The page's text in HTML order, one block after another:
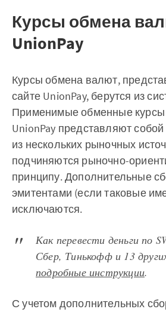
Курсы обмена
UnionPay
Курсы обмена валют,
сайте UnionPay, берутся из
Применимые обменные курсы
UnionPay представляют
из нескольких рыночных
подчиняются рыночно-
принципу. Дополнительные
эмитентами (если таковые
исключаются.
Как перевести деньги по
Сбер, Тинькофф и 13
подробные инструкции.
С учетом дополнительных